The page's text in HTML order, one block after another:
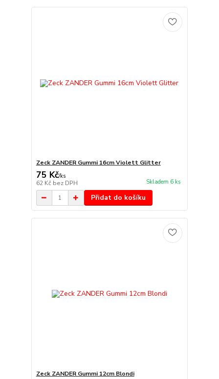
Zeck ZANDER Gummi 16cm Violett Glitter
75 Kč/ks
62 Kč bez DPH Skladem 6 ks
Přidat do košíku
Zeck ZANDER Gummi 12cm Blondi